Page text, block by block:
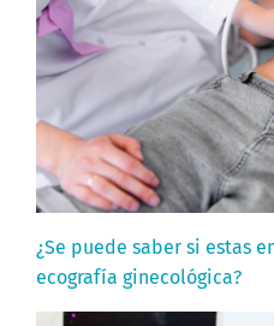
¿Se puede saber si estas
ecografía ginecológica?